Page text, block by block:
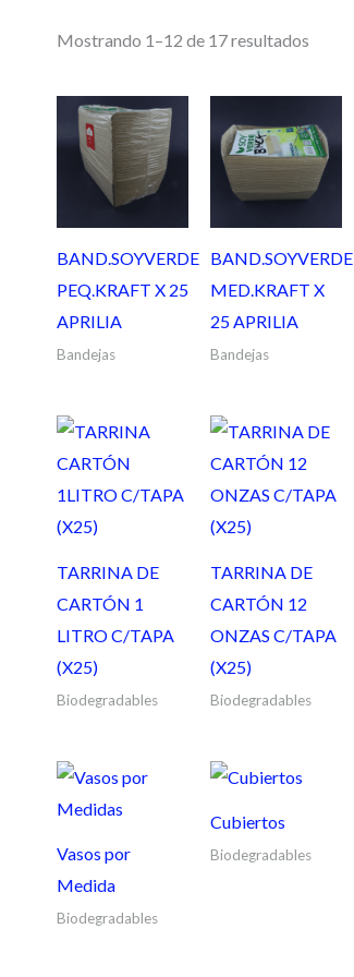
Mostrando 1–12 de 17 resultados
BAND.SOYVERDE
PEQ.KRAFT X 25
APRILIA
Bandejas
BAND.SOYVERDE
MED.KRAFT X
25 APRILIA
Bandejas
TARRINA DE
CARTÓN 1
LITRO C/TAPA
(X25)
Biodegradables
TARRINA DE
CARTÓN 12
ONZAS C/TAPA
(X25)
Biodegradables
Vasos por
Medida
Biodegradables
Cubiertos
Biodegradables